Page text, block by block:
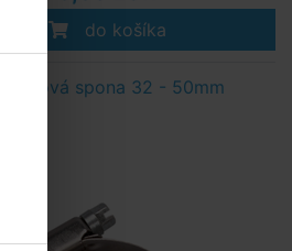
do košíka
Hadicová spona 32 - 50mm